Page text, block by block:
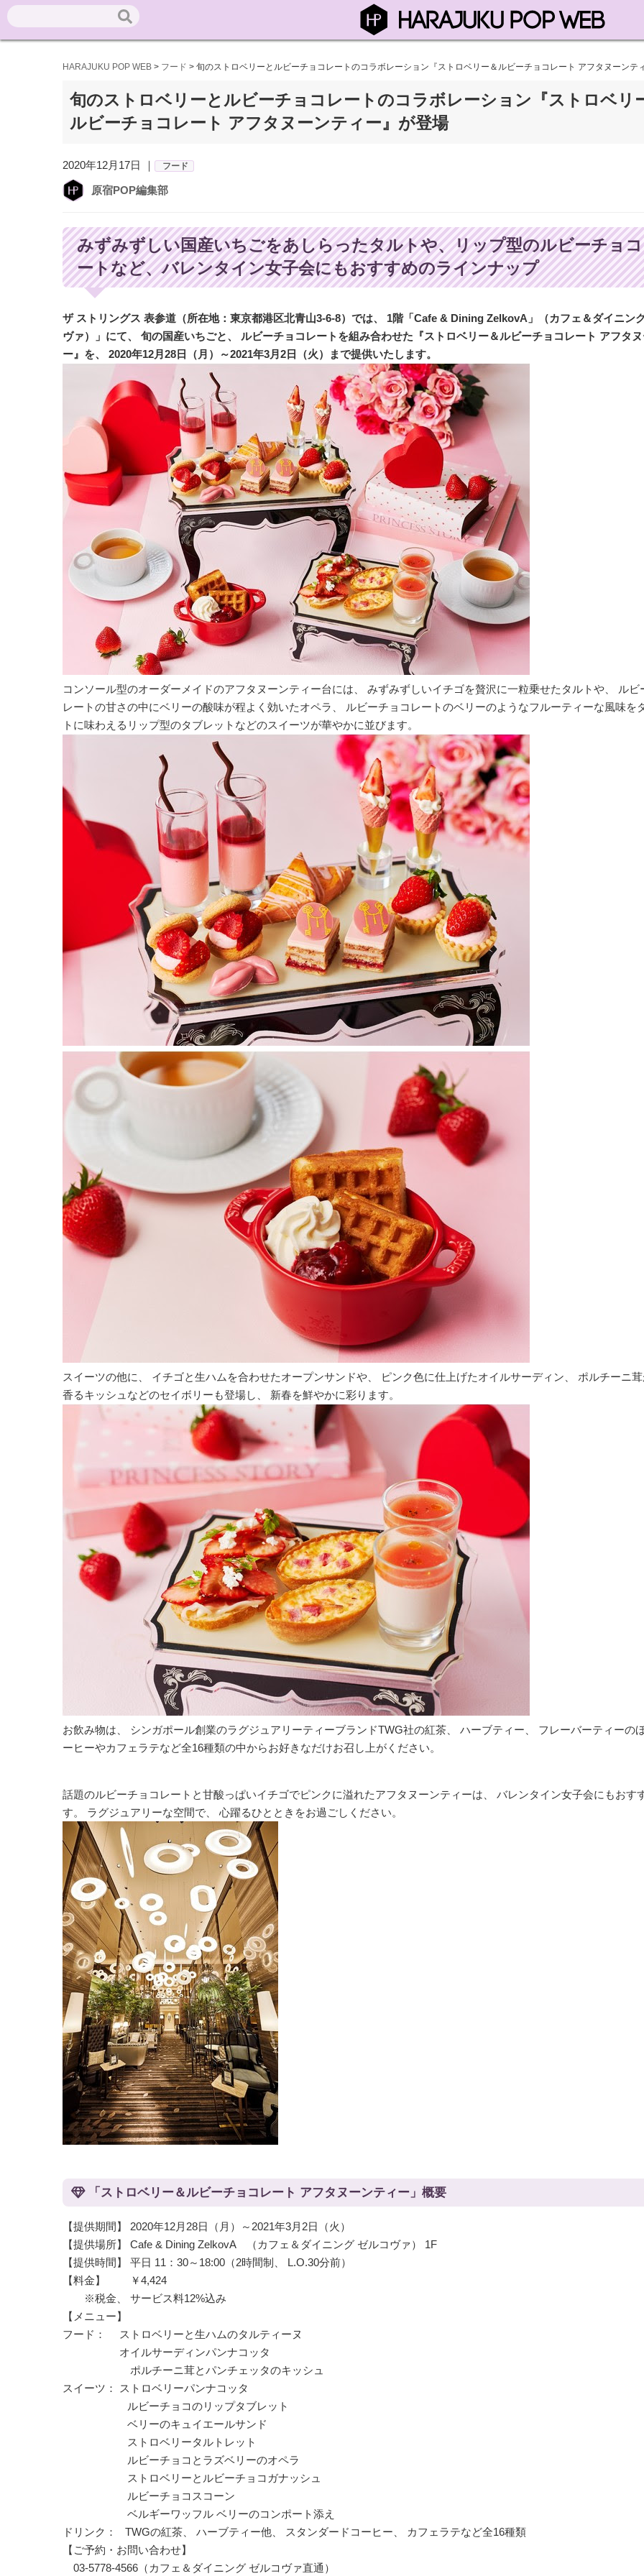
HARAJUKU POP WEB > フード > 旬のストロベリーとルビーチョコレートのコラボレーション『ストロベリー＆ルビーチョコレート アフタヌーンテ
旬のストロベリーとルビーチョコレートのコラボレーション『ストロベリ
ルビーチョコレート アフタヌーンティー』が登場
2020年12月17日 ｜ フード
原宿POP編集部
みずみずしい国産いちごをあしらったタルトや、リップ型のルビーチョ
ートなど、バレンタイン女子会にもおすすめのラインナップ
ザ ストリングス 表参道（所在地：東京都港区北青山3-6-8）では、 1階「Cafe & Dining ZelkovA」（カフェ＆ダイニン
ヴァ）」にて、 旬の国産いちごと、 ルビーチョコレートを組み合わせた『ストロベリー＆ルビーチョコレート アフタ
ー』を、 2020年12月28日（月）～2021年3月2日（火）まで提供いたします。
コンソール型のオーダーメイドのアフタヌーンティー台には、 みずみずしいイチゴを贅沢に一粒乗せたタルトや、 ルビ
レートの甘さの中にベリーの酸味が程よく効いたオペラ、 ルビーチョコレートのベリーのようなフルーティーな風味を
トに味わえるリップ型のタブレットなどのスイーツが華やかに並びます。
スイーツの他に、 イチゴと生ハムを合わせたオープンサンドや、 ピンク色に仕上げたオイルサーディン、 ポルチーニ
香るキッシュなどのセイボリーも登場し、 新春を鮮やかに彩ります。
お飲み物は、 シンガポール創業のラグジュアリーティーブランドTWG社の紅茶、 ハーブティー、 フレーバーティーの
ーヒーやカフェラテなど全16種類の中からお好きなだけお召し上がください。
話題のルビーチョコレートと甘酸っぱいイチゴでピンクに溢れたアフタヌーンティーは、 バレンタイン女子会にもおす
す。 ラグジュアリーな空間で、 心躍るひとときをお過ごしください。
「ストロベリー＆ルビーチョコレート アフタヌーンティー」概要
【提供期間】 2020年12月28日（月）～2021年3月2日（火）
【提供場所】 Cafe & Dining ZelkovA （カフェ＆ダイニング ゼルコヴァ） 1F
【提供時間】 平日 11：30～18:00（2時間制、 L.O.30分前）
【料金】 ￥4,424
※税金、 サービス料12%込み
【メニュー】
フード： ストロベリーと生ハムのタルティーヌ
オイルサーディンパンナコッタ
ポルチーニ茸とパンチェッタのキッシュ
スイーツ： ストロベリーパンナコッタ
ルビーチョコのリップタブレット
ベリーのキュイエールサンド
ストロベリータルトレット
ルビーチョコとラズベリーのオペラ
ストロベリーとルビーチョコガナッシュ
ルビーチョコスコーン
ベルギーワッフル ベリーのコンポート添え
ドリンク： TWGの紅茶、 ハーブティー他、 スタンダードコーヒー、 カフェラテなど全16種類
【ご予約・お問い合わせ】
03-5778-4566（カフェ＆ダイニング ゼルコヴァ直通）